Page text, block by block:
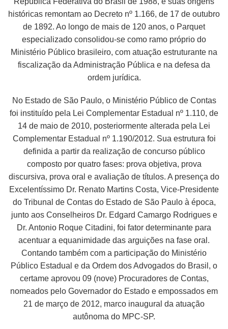
históricas remontam ao Decreto nº 1.166, de 17 de outubro
de 1892. Ao longo de mais de 120 anos, o Parquet
especializado consolidou-se como ramo próprio do
Ministério Público brasileiro, com atuação estruturante na
fiscalização da Administração Pública e na defesa da
ordem jurídica.
No Estado de São Paulo, o Ministério Público de Contas
foi instituído pela Lei Complementar Estadual nº 1.110, de
14 de maio de 2010, posteriormente alterada pela Lei
Complementar Estadual nº 1.190/2012. Sua estrutura foi
definida a partir da realização de concurso público
composto por quatro fases: prova objetiva, prova
discursiva, prova oral e avaliação de títulos. A presença do
Excelentíssimo Dr. Renato Martins Costa, Vice-Presidente
do Tribunal de Contas do Estado de São Paulo à época,
junto aos Conselheiros Dr. Edgard Camargo Rodrigues e
Dr. Antonio Roque Citadini, foi fator determinante para
acentuar a equanimidade das arguições na fase oral.
Contando também com a participação do Ministério
Público Estadual e da Ordem dos Advogados do Brasil, o
certame aprovou 09 (nove) Procuradores de Contas,
nomeados pelo Governador do Estado e empossados em
21 de março de 2012, marco inaugural da atuação
autônoma do MPC-SP.